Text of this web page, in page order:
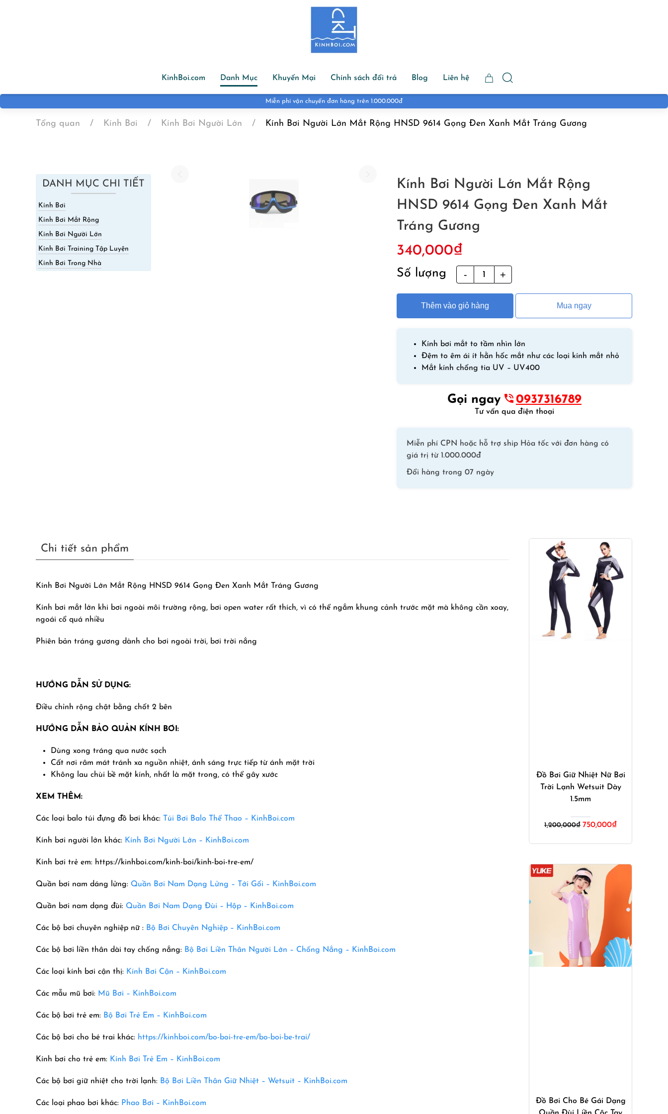
KinhBoi.com Danh Mục Khuyến Mại Chính sách đổi trả Blog Liên hệ
Miễn phí vận chuyển đơn hàng trên 1.000.000đ
Tổng quan Kính Bơi Kính Bơi Người Lớn Kính Bơi Người Lớn Mắt Rộng HNSD 9614 Gọng Đen Xanh Mắt Tráng Gương
DANH MỤC CHI TIẾT
Kính Bơi
Kính Bơi Mắt Rộng
Kính Bơi Người Lớn
Kính Bơi Training Tập Luyện
Kính Bơi Trong Nhà
Kính Bơi Người Lớn Mắt Rộng
HNSD 9614 Gọng Đen Xanh Mắt
Tráng Gương
340,000₫
Số lượng
Bơi
Người
Lớn
Mắt
HNSD
9614
Gọng
Mắt
Tráng
Gương
số
Thêm vào giỏ hàng Mua ngay
Kính bơi mắt to tầm nhìn lớn
Đệm to êm ái ít hằn hốc mắt như các loại kính mắt nhỏ
Mắt kính chống tia UV – UV400
Gọi ngay 0937316789
Tư vấn qua điện thoại
Miễn phí CPN hoặc hỗ trợ ship Hỏa tốc với đơn hàng có
giá trị từ 1.000.000đ
Đổi hàng trong 07 ngày
Chi tiết sản phẩm
Kính Bơi Người Lớn Mắt Rộng HNSD 9614 Gọng Đen Xanh Mắt Tráng Gương
Kính bơi mắt lớn khi bơi ngoài môi trường rộng, bơi open water rất thích, vì có thể ngắm khung cảnh trước mặt mà không cần xoay,
ngoái cổ quá nhiều
Phiên bản tráng gương dành cho bơi ngoài trời, bơi trời nắng
HƯỚNG DẪN SỬ DỤNG:
Điều chỉnh rộng chật bằng chốt 2 bên
HƯỚNG DẪN BẢO QUẢN KÍNH BƠI:
Dùng xong tráng qua nước sạch
Cất nơi râm mát tránh xa nguồn nhiệt, ánh sáng trực tiếp từ ánh mặt trời
Không lau chùi bề mặt kính, nhất là mặt trong, có thể gây xước
XEM THÊM:
Các loại balo túi đựng đồ bơi khác: Túi Bơi Balo Thể Thao – KinhBoi.com
Kính bơi người lớn khác: Kính Bơi Người Lớn – KinhBoi.com
Kính bơi trẻ em: https://kinhboi.com/kinh-boi/kinh-boi-tre-em/
Quần bơi nam dáng lửng: Quần Bơi Nam Dạng Lửng – Tới Gối – KinhBoi.com
Quần bơi nam dạng đùi: Quần Bơi Nam Dạng Đùi – Hộp – KinhBoi.com
Các bộ bơi chuyên nghiệp nữ : Bộ Bơi Chuyên Nghiệp – KinhBoi.com
Các bộ bơi liền thân dài tay chống nắng: Bộ Bơi Liền Thân Người Lớn – Chống Nắng – KinhBoi.com
Các loại kính bơi cận thị: Kính Bơi Cận – KinhBoi.com
Các mẫu mũ bơi: Mũ Bơi – KinhBoi.com
Các bộ bơi trẻ em: Bộ Bơi Trẻ Em – KinhBoi.com
Các bộ bơi cho bé trai khác: https://kinhboi.com/bo-boi-tre-em/bo-boi-be-trai/
Kính bơi cho trẻ em: Kính Bơi Trẻ Em – KinhBoi.com
Các bộ bơi giữ nhiệt cho trời lạnh: Bộ Bơi Liền Thân Giữ Nhiệt – Wetsuit – KinhBoi.com
Các loại phao bơi khác: Phao Bơi – KinhBoi.com
Đồ Bơi Giữ Nhiệt Nữ Bơi
Trời Lạnh Wetsuit Dày
1.5mm
1,200,000₫ Giá
là:
750,000₫Giá
tại
750,000₫.
Đồ Bơi Cho Bé Gái Dạng